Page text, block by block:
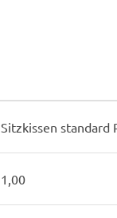
Sitzkissen standard
1,00